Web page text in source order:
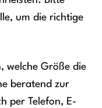
um die richtige
welche Größe die
beratend zur
per Telefon, E-